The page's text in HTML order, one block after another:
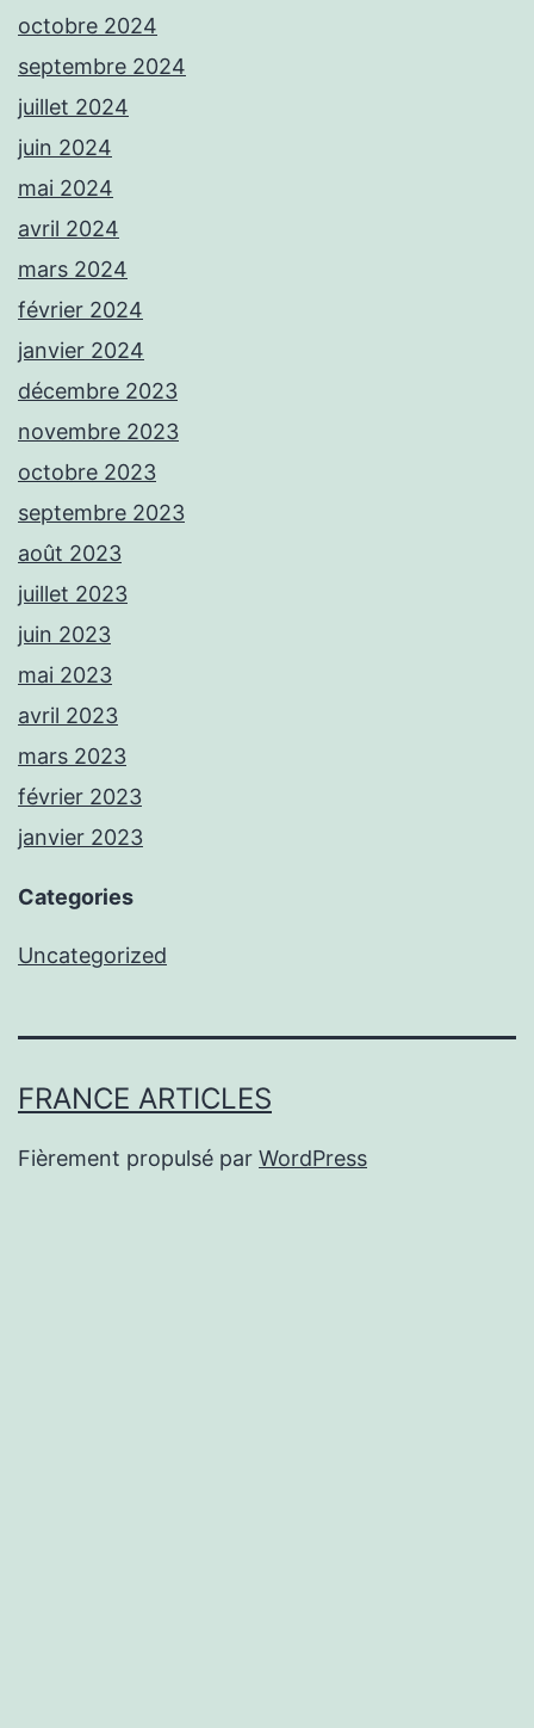
octobre 2024
septembre 2024
juillet 2024
juin 2024
mai 2024
avril 2024
mars 2024
février 2024
janvier 2024
décembre 2023
novembre 2023
octobre 2023
septembre 2023
août 2023
juillet 2023
juin 2023
mai 2023
avril 2023
mars 2023
février 2023
janvier 2023
Categories
Uncategorized
FRANCE ARTICLES
Fièrement propulsé par WordPress